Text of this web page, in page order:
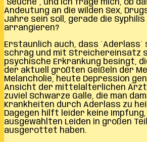
´Seuche´, und ich frage mich, ob
Andeutung an die wilden Sex, Drugs
Jahre sein soll, gerade die Syphilis
arrangieren?
Erstaunlich auch, dass
schräg und mit Streichereinsatz
psychische Erkrankung besingt,
der aktuell größten Geißeln der
Melancholie, heute Depression
Ansicht der mittelalterlichen
zuviel Schwarze Galle, die man
Krankheiten durch Aderlass zu
Dagegen hilft leider keine
ausgewählten Leiden in großen
ausgerottet haben.